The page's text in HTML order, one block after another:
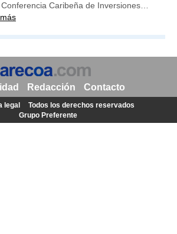
Caribeña de Inversiones…
Redacción Contacto
legal
Todos los derechos reservados
Grupo Preferente